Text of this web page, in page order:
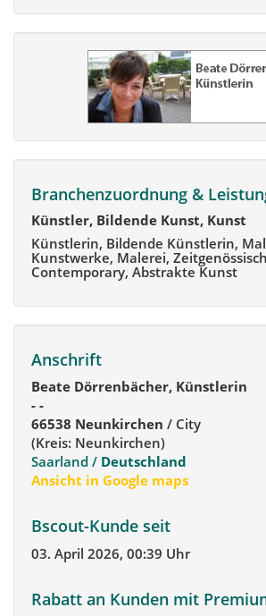
Branchenzuordnung &
Künstler, Bildende Kunst, Kunst
Künstlerin, Bildende Künstlerin,
Kunstwerke, Malerei,
Contemporary, Abstrakte Kunst
Anschrift
Beate Dörrenbächer, Künstlerin
- -
66538 Neunkirchen / City
(Kreis: Neunkirchen)
Saarland / Deutschland
Ansicht in Google maps
Bscout-Kunde seit
03. April 2026, 00:39 Uhr
Rabatt an Kunden mit